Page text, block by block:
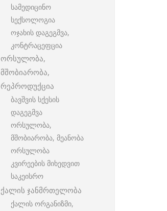
სამედიცინო
სექსოლოგია
ოჯახის დაგეგმვა,
კონტრაცეფცია
ორსულობა,
მშობიარობა,
რეპროდუქცია
ბავშვის სქესის
დაგეგმვა
ორსულობა,
მშობიარობა, მეანობა
ორსულობა
კვირეების მიხედვით
საკეისრო
ქალის ჯანმრთელობა
ქალის ორგანიზმი,